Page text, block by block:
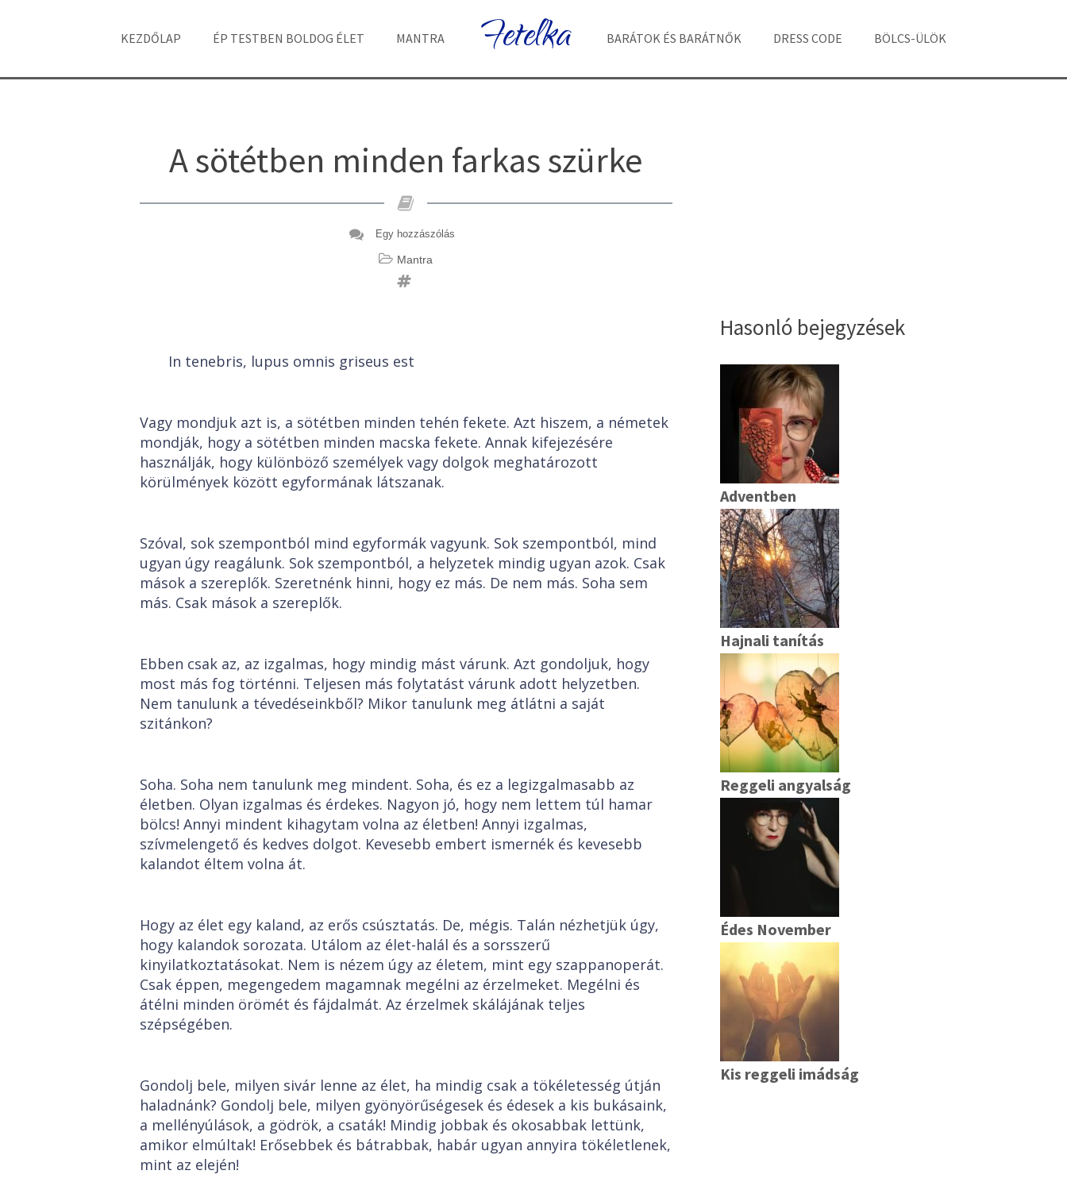
KEZDŐLAP ÉP TESTBEN BOLDOG ÉLET MANTRA Fetelka BARÁTOK ÉS BARÁTNŐK DRESS CODE BÖLCS-ÜLÖK
A sötétben minden farkas szürke
Egy hozzászólás
Mantra
In tenebris, lupus omnis griseus est
Vagy mondjuk azt is, a sötétben minden tehén fekete. Azt hiszem, a németek
mondják, hogy a sötétben minden macska fekete. Annak kifejezésére
használják, hogy különböző személyek vagy dolgok meghatározott
körülmények között egyformának látszanak.
Szóval, sok szempontból mind egyformák vagyunk. Sok szempontból, mind
ugyan úgy reagálunk. Sok szempontból, a helyzetek mindig ugyan azok. Csak
mások a szereplők. Szeretnénk hinni, hogy ez más. De nem más. Soha sem
más. Csak mások a szereplők.
Ebben csak az, az izgalmas, hogy mindig mást várunk. Azt gondoljuk, hogy
most más fog történni. Teljesen más folytatást várunk adott helyzetben.
Nem tanulunk a tévedéseinkből? Mikor tanulunk meg átlátni a saját
szitánkon?
Soha. Soha nem tanulunk meg mindent. Soha, és ez a legizgalmasabb az
életben. Olyan izgalmas és érdekes. Nagyon jó, hogy nem lettem túl hamar
bölcs! Annyi mindent kihagytam volna az életben! Annyi izgalmas,
szívmelengető és kedves dolgot. Kevesebb embert ismernék és kevesebb
kalandot éltem volna át.
Hogy az élet egy kaland, az erős csúsztatás. De, mégis. Talán nézhetjük úgy,
hogy kalandok sorozata. Utálom az élet-halál és a sorsszerű
kinyilatkoztatásokat. Nem is nézem úgy az életem, mint egy szappanoperát.
Csak éppen, megengedem magamnak megélni az érzelmeket. Megélni és
átélni minden örömét és fájdalmát. Az érzelmek skálájának teljes
szépségében.
Gondolj bele, milyen sivár lenne az élet, ha mindig csak a tökéletesség útján
haladnánk? Gondolj bele, milyen gyönyörűségesek és édesek a kis bukásaink,
a mellényúlások, a gödrök, a csaták! Mindig jobbak és okosabbak lettünk,
amikor elmúltak! Erősebbek és bátrabbak, habár ugyan annyira tökéletlenek,
mint az elején!
Hasonló bejegyzések
Adventben
Hajnali tanítás
Reggeli angyalság
Édes November
Kis reggeli imádság